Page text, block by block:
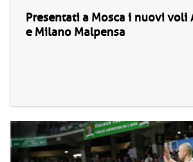
Presentati a Mosca i nuovi voli
e Milano Malpensa